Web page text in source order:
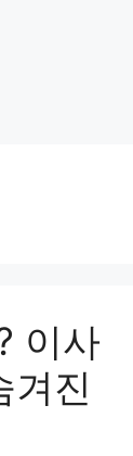
이사
겨진